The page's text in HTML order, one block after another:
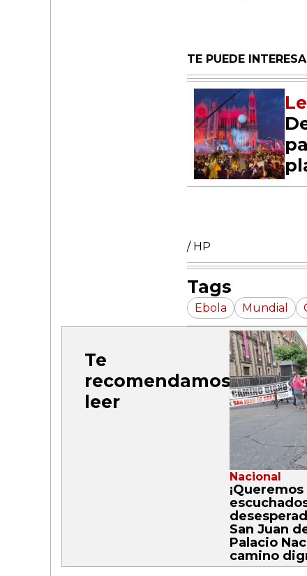
TE PUEDE
/ HP
Tags
Ebola Mundial
Te
recomendamos
leer
Nacional
¡Queremos
San Juan
Palacio
camino